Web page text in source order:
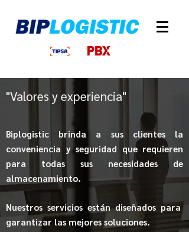
"Valores y experiencia"
Biplogistic brinda a sus clientes la
conveniencia y seguridad que requieren
para todas sus necesidades de
almacenamiento.
Nuestros servicios están diseñados para
garantizar las mejores soluciones.